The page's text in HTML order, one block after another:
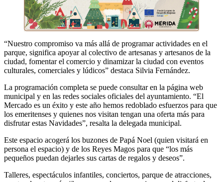
“Nuestro compromiso va más allá de programar actividades en el
parque, significa apoyar al colectivo de artesanas y artesanos de la
ciudad, fomentar el comercio y dinamizar la ciudad con eventos
culturales, comerciales y lúdicos” destaca Silvia Fernández.
La programación completa se puede consultar en la página web
municipal y en las redes sociales oficiales del ayuntamiento. “El
Mercado es un éxito y este año hemos redoblado esfuerzos para que
los emeritenses y quienes nos visitan tengan una oferta más para
disfrutar estas Navidades”, resalta la delegada municipal.
Este espacio acogerá los buzones de Papá Noel (quien visitará en
persona el espacio) y de los Reyes Magos para que “los más
pequeños puedan dejarles sus cartas de regalos y deseos”.
Talleres, espectáculos infantiles, conciertos, parque de atracciones,